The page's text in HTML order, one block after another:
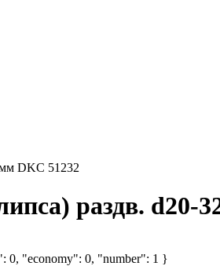
DKC 51232
раздв. d20-
0, "economy": 0, "number": 1 }